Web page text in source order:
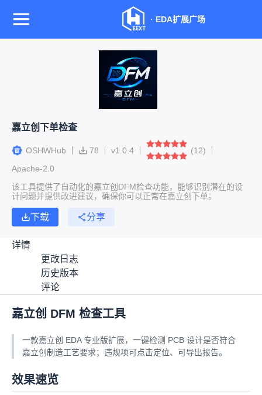
· EDA扩展广场
嘉立创下单检查
OSHWHub 78 v1.0.4 (12)
Apache-2.0
该工具提供了自动化的嘉立创DFM检查功能，能够识别潜在的设
计问题并提供改进建议，确保你可以正常在嘉立创下单。
下载 分享
详情
更改日志
历史版本
评论
嘉立创下单检查 OSHWHub
12) Apache-2.0
详情
更改日志
嘉立创 DFM 检查工具
一款嘉立创 EDA 专业版扩展，一键检测 PCB 设计是否符合
嘉立创制造工艺要求；违规项可点击定位、可导出报告。
效果速览